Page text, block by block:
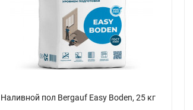
Наливной пол Bergauf Easy Boden, 25 кг